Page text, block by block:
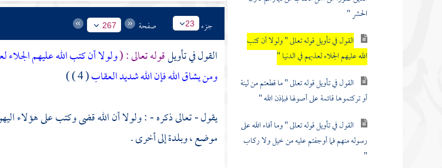
الحشر "
القول في تأويل قوله تعالى " ولولا أن كتب
الله عليهم الجلاء لعذبهم في الدنيا "
القول في تأويل قوله تعالى " ما قطعتم من لينة
أو تركتموها قائمة على أصولها فبإذن الله "
القول في تأويل قوله تعالى " وما أفاء الله على
رسوله منهم فما أوجفتم عليه من خيل ولا ركاب
"
جزء 23 صفحة 267
القول في تأويلقوله تعالى : (ولولا أن كتب الله عليهم الجلاء
ومن يشاق الله فإن الله شديد العقاب( 4 ) )
يقول - تعالى ذكره - : ولولا أن الله قضى وكتب على هؤلاء
موضع ، وبلدة إلى أخرى .